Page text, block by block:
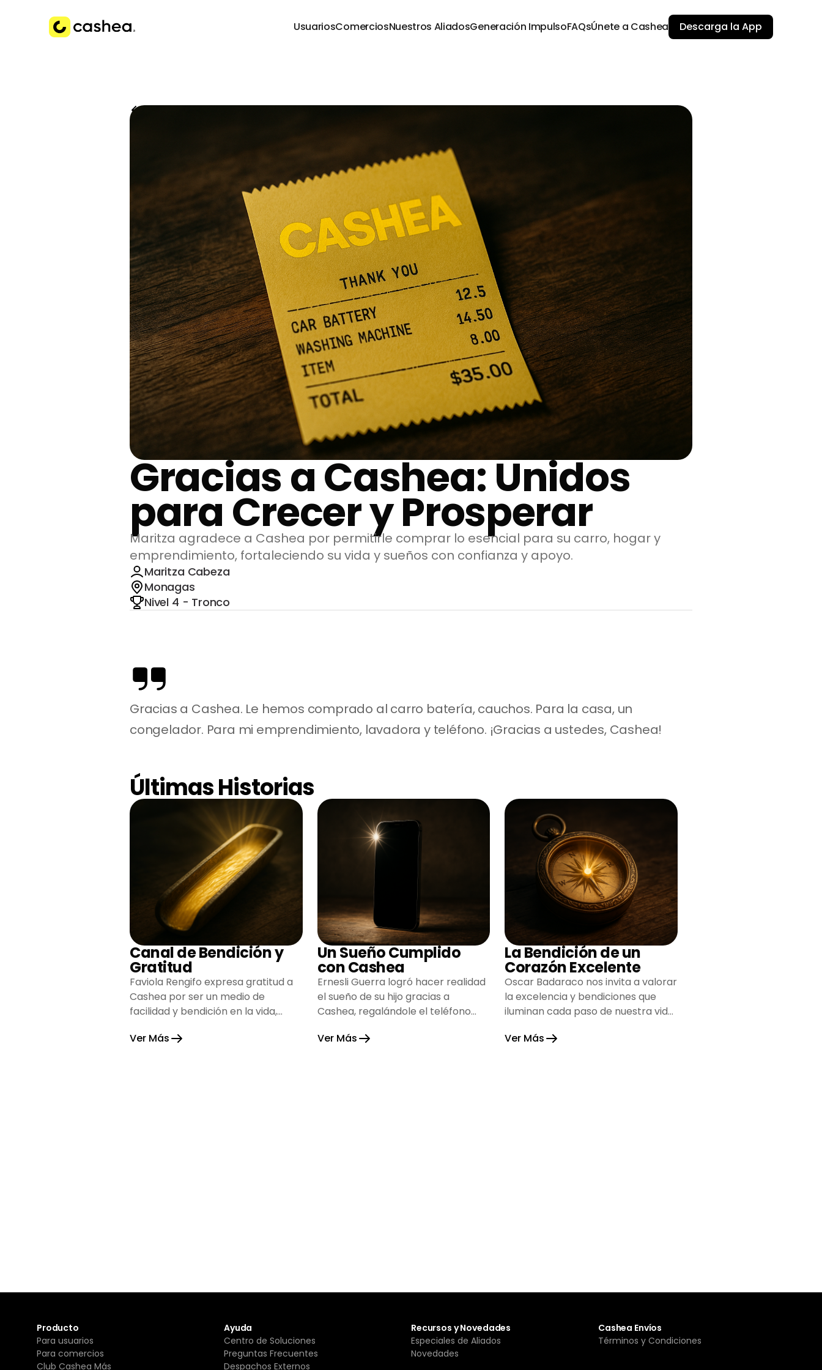
UsuariosComerciosNuestros AliadosGeneración ImpulsoFAQsÚnete a Cashea Descarga la App
Volver a Historias
Gracias a Cashea: Unidos
para Crecer y Prosperar
Maritza agradece a Cashea por permitirle comprar lo esencial para su carro, hogar y
emprendimiento, fortaleciendo su vida y sueños con confianza y apoyo.
Maritza Cabeza
Monagas
Nivel 4 - Tronco
Gracias a Cashea. Le hemos comprado al carro batería, cauchos. Para la casa, un
congelador. Para mi emprendimiento, lavadora y teléfono. ¡Gracias a ustedes, Cashea!
Últimas Historias
Canal de Bendición y
Gratitud
Faviola Rengifo expresa gratitud a
Cashea por ser un medio de
facilidad y bendición en la vida,
esperanza.
Ver Más
Un Sueño Cumplido
con Cashea
Ernesli Guerra logró hacer realidad
el sueño de su hijo gracias a
Cashea, regalándole el teléfono
alegría su hogar.
Ver Más
La Bendición de un
Corazón Excelente
Oscar Badaraco nos invita a valorar
la excelencia y bendiciones que
iluminan cada paso de nuestra vida,
gratitud y fortaleza.
Ver Más
Producto
Para usuarios
Para comercios
Club Cashea Más
Ayuda
Centro de Soluciones
Preguntas Frecuentes
Despachos Externos
Recursos y Novedades
Especiales de Aliados
Novedades
Cashea Envíos
Términos y Condiciones